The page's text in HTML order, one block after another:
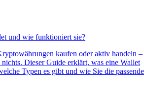
und wie funktioniert sie?
kaufen oder aktiv handeln –
Dieser Guide erklärt, was eine Wallet
Typen es gibt und wie Sie die passende